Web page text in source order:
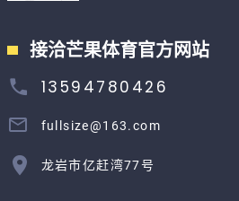
接洽芒果体育官方网站
13594780426
fullsize@163.com
龙岩市亿赶湾77号